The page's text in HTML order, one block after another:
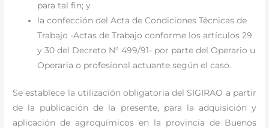
para tal fin; y
la confección del Acta de Condiciones Técnicas de
Trabajo -Actas de Trabajo conforme los artículos 29
y 30 del Decreto N° 499/91- por parte del Operario u
Operaria o profesional actuante según el caso.
Se establece la utilización obligatoria del SIGIRAO a partir
de la publicación de la presente, para la adquisición y
aplicación de agroquímicos en la provincia de Buenos